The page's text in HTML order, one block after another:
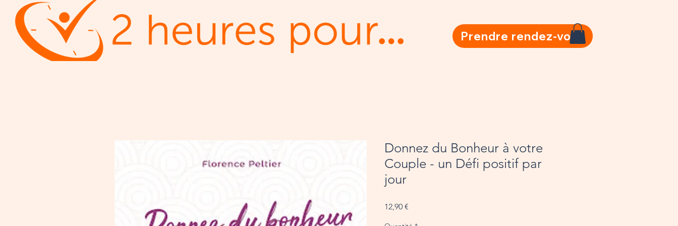
Prendre rendez-vous
Donnez du Bonheur à votre
Couple - un Défi positif par
jour
12,90 €